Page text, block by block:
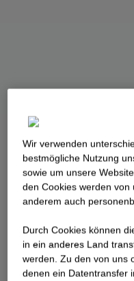
Wir verwenden
best­mögliche Nutzung
sowie um unsere
den Cookies werden
anderem auch
Durch Cookies können
in ein anderes Land
werden. Zu den von uns
denen ein Datentransfer